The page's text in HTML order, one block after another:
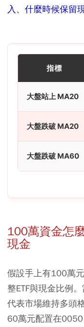
入、什麼時候保留
指標
大盤站上 MA20
大盤跌破 MA20
大盤跌破 MA60
100萬資金怎
現金
假設手上有100萬
整ETF與現金比例
代表市場維持多頭
60萬元配置在